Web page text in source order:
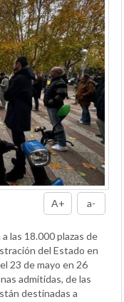
A+ a-
las 18.000 plazas de
del Estado en
23 de mayo en 26
admitidas, de las
destinadas a